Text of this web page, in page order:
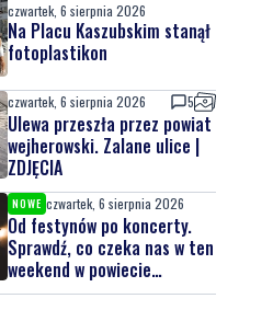
czwartek, 6 sierpnia 2026
Na Placu Kaszubskim stanął
fotoplastikon
czwartek, 6 sierpnia 2026 5
Ulewa przeszła przez powiat
wejherowski. Zalane ulice |
ZDJĘCIA
NOWE czwartek, 6 sierpnia 2026
Od festynów po koncerty.
Sprawdź, co czeka nas w ten
weekend w powiecie
lęborskim